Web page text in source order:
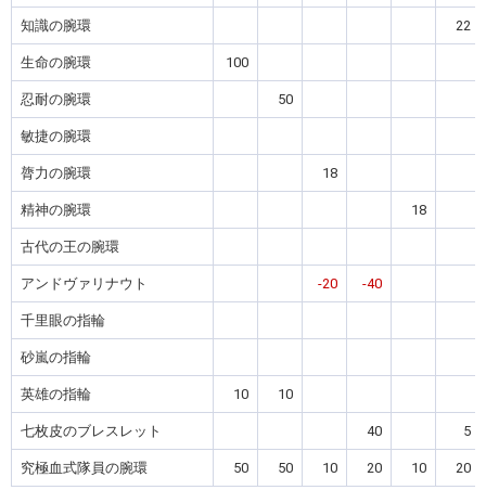
知識の腕環 22
生命の腕環 100
忍耐の腕環 50
敏捷の腕環
膂力の腕環 18
精神の腕環 18
古代の王の腕環
アンドヴァリナウト -20 -40
千里眼の指輪
砂嵐の指輪
英雄の指輪 10 10
七枚皮のブレスレット 40 5
究極血式隊員の腕環 50 50 10 20 10 20